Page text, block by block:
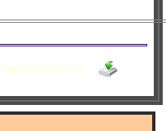
Téléchargé 5883 fois